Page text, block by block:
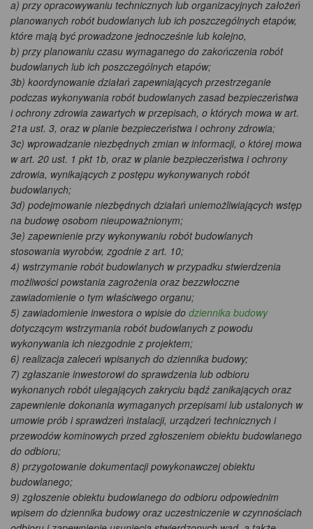
a) przy opracowywaniu technicznych lub organizacyjnych założeń
planowanych robót budowlanych lub ich poszczególnych etapów,
które mają być prowadzone jednocześnie lub kolejno,
b) przy planowaniu czasu wymaganego do zakończenia robót
budowlanych lub ich poszczególnych etapów;
3b) koordynowanie działań zapewniających przestrzeganie
podczas wykonywania robót budowlanych zasad bezpieczeństwa
i ochrony zdrowia zawartych w przepisach, o których mowa w art.
21a ust. 3, oraz w planie bezpieczeństwa i ochrony zdrowia;
3c) wprowadzanie niezbędnych zmian w informacji, o której mowa
w art. 20 ust. 1 pkt 1b, oraz w planie bezpieczeństwa i ochrony
zdrowia, wynikających z postępu wykonywanych robót
budowlanych;
3d) podejmowanie niezbędnych działań uniemożliwiających wstęp
na budowę osobom nieupoważnionym;
3e) zapewnienie przy wykonywaniu robót budowlanych
stosowania wyrobów, zgodnie z art. 10;
4) wstrzymanie robót budowlanych w przypadku stwierdzenia
możliwości powstania zagrożenia oraz bezzwłoczne
zawiadomienie o tym właściwego organu;
5) zawiadomienie inwestora o wpisie do dziennika budowy
dotyczącym wstrzymania robót budowlanych z powodu
wykonywania ich niezgodnie z projektem;
6) realizacja zaleceń wpisanych do dziennika budowy;
7) zgłaszanie inwestorowi do sprawdzenia lub odbioru
wykonanych robót ulegających zakryciu bądź zanikających oraz
zapewnienie dokonania wymaganych przepisami lub ustalonych w
umowie prób i sprawdzeń instalacji, urządzeń technicznych i
przewodów kominowych przed zgłoszeniem obiektu budowlanego
do odbioru;
8) przygotowanie dokumentacji powykonawczej obiektu
budowlanego;
9) zgłoszenie obiektu budowlanego do odbioru odpowiednim
wpisem do dziennika budowy oraz uczestniczenie w czynnościach